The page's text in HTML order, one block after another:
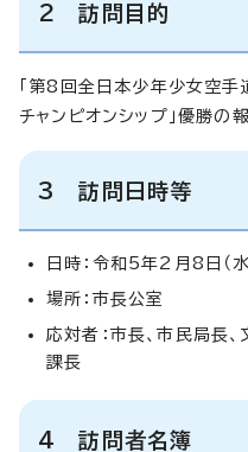
2 訪問目的
「第8回全日本少年少女空
チャンピオンシップ」優勝の
3 訪問日時等
日時：令和5年2月8日
場所：市長公室
応対者：市長、市民局長
課長
4 訪問者名簿